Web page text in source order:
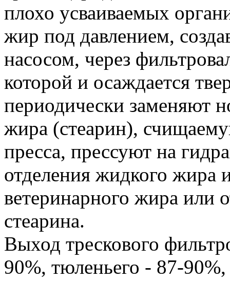
плохо усваиваемых
жир под давлением,
насосом, через
которой и осаждается
периодически заменяют
жира (стеарин),
пресса, прессуют на
отделения жидкого жира
ветеринарного жира или
стеарина.
Выход трескового
90%, тюленьего - 87-